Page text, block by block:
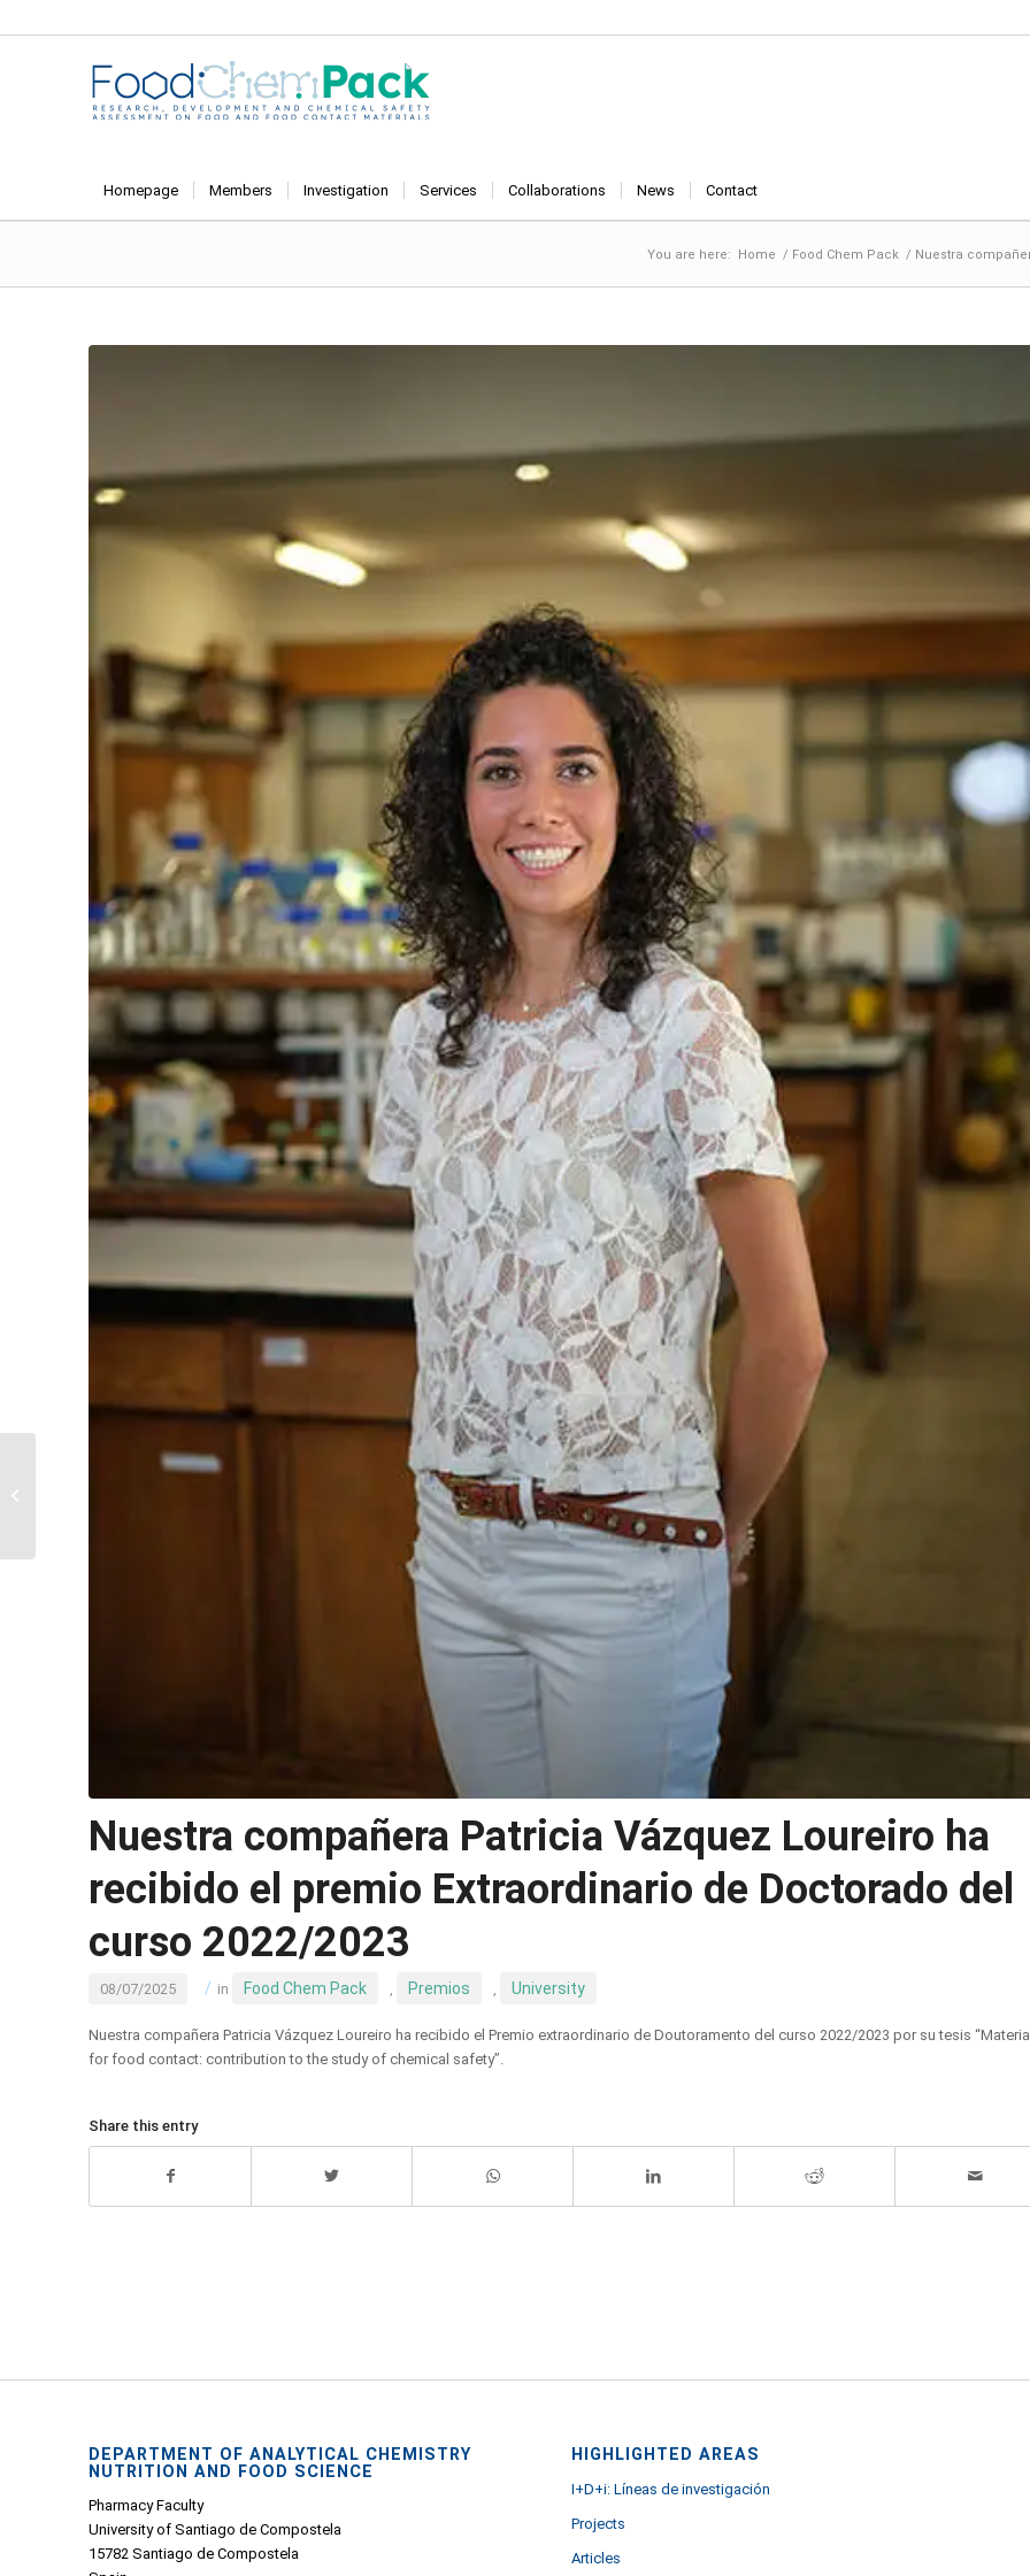
Homepage Members Investigation Services Collaborations News Contact
You are here: Home / Food Chem Pack / Nuestra
Nuestra compañera Patricia Vázquez Loureiro ha
recibido el premio Extraordinario de Doctorado del
curso 2022/2023
08/07/2025 / in Food Chem Pack Premios University
Nuestra compañera Patricia Vázquez Loureiro ha recibido el Premio extraordinario de Doutoramento del curso 2022/2023 por su tesis
for food contact: contribution to the study of chemical safety”.
Share this entry
DEPARTMENT OF ANALYTICAL CHEMISTRY
NUTRITION AND FOOD SCIENCE
Pharmacy Faculty
University of Santiago de Compostela
15782 Santiago de Compostela
HIGHLIGHTED AREAS
I+D+i: Líneas de investigación
Projects
Articles